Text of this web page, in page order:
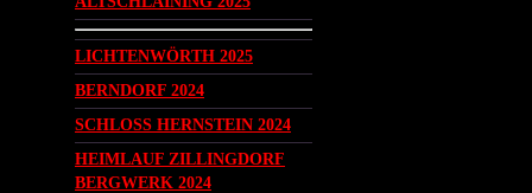
LICHTENWÖRTH 2025
BERNDORF 2024
SCHLOSS HERNSTEIN 2024
HEIMLAUF ZILLINGDORF
BERGWERK 2024